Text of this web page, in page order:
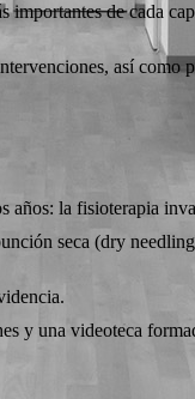
importantes de cada
así como
años: la fisioterapia
seca (dry
y una videoteca